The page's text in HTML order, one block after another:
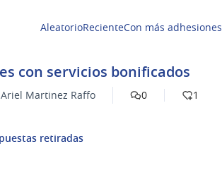
AleatorioRecienteCon más adhesiones
con servicios bonificados
Martinez Raffo 0 1
retiradas